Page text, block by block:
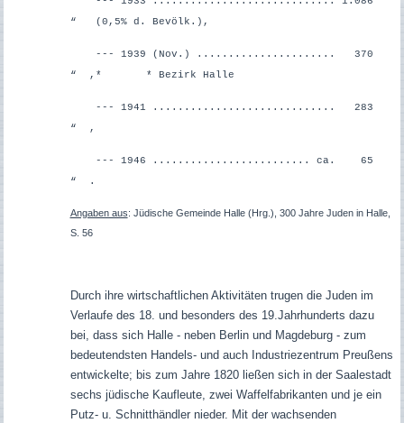
“ (0,5% d. Bevölk.),
--- 1939 (Nov.) ...................... 370
“ ,*
* Bezirk Halle
--- 1941 ............................. 283
“ ,
--- 1946 ......................... ca. 65
“ .
Angaben aus: Jüdische Gemeinde Halle (Hrg.), 300 Jahre Juden in Halle,
S. 56
Durch ihre wirtschaftlichen Aktivitäten trugen die Juden im
Verlaufe des 18. und besonders des 19.Jahrhunderts dazu
bei, dass sich Halle - neben Berlin und Magdeburg - zum
bedeutendsten Handels- und auch Industriezentrum Preußens
entwickelte; bis zum Jahre 1820 ließen sich in der Saalestadt
sechs jüdische Kaufleute, zwei Waffelfabrikanten und je ein
Putz- u. Schnitthändler nieder. Mit der wachsenden